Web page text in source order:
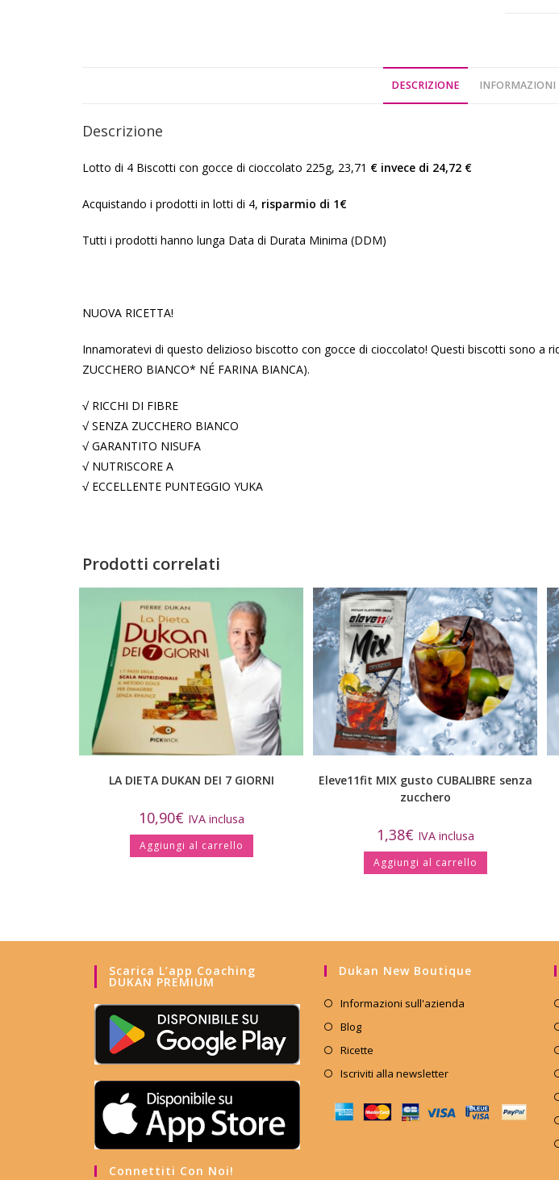
DESCRIZIONE
Descrizione
Lotto di 4 Biscotti con gocce di cioccolato 225g, 23,71 € invece di 24,72 €
Acquistando i prodotti in lotti di 4, risparmio di 1€
Tutti i prodotti hanno lunga Data di Durata Minima (DDM)
NUOVA RICETTA!
Innamoratevi di questo delizioso biscotto con gocce di cioccolato! Questi biscotti sono a
ZUCCHERO BIANCO* NÉ FARINA BIANCA).
√ RICCHI DI FIBRE
√ SENZA ZUCCHERO BIANCO
√ GARANTITO NISUFA
√ NUTRISCORE A
√ ECCELLENTE PUNTEGGIO YUKA
Prodotti correlati
LA DIETA DUKAN DEI 7 GIORNI
10,90€ IVA inclusa
Aggiungi al carrello
Eleve11fit MIX gusto CUBALIBRE senza
zucchero
1,38€ IVA inclusa
Aggiungi al carrello
Scarica L’app Coaching
DUKAN PREMIUM
Connettiti Con Noi!
Dukan New Boutique
Informazioni sull'azienda
Blog
Ricette
Iscriviti alla newsletter